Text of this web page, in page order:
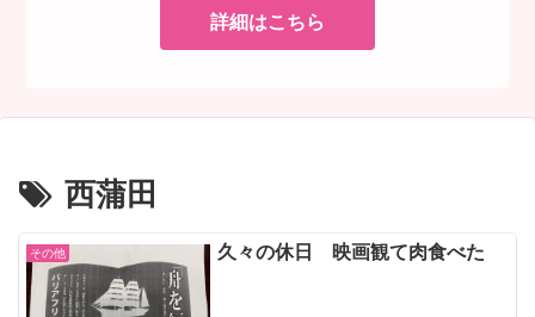
詳細はこちら
西蒲田
その他 久々の休日 映画観て肉食べた